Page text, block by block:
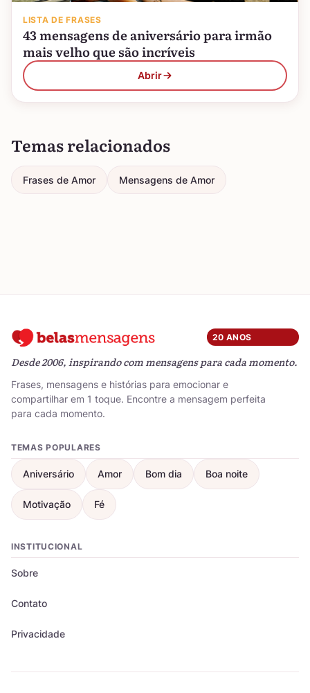
LISTA DE FRASES
43 mensagens de aniversário para irmão
mais velho que são incríveis
Abrir
Temas relacionados
Frases de Amor Mensagens de Amor
20 ANOS
Desde 2006, inspirando com mensagens para cada momento.
Frases, mensagens e histórias para emocionar e
compartilhar em 1 toque. Encontre a mensagem perfeita
para cada momento.
TEMAS POPULARES
Aniversário Amor Bom dia Boa noite
Motivação Fé
INSTITUCIONAL
Sobre
Contato
Privacidade